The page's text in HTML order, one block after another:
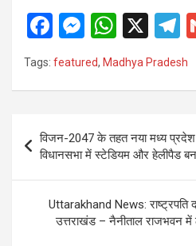
F
a
o
o
k
M
es
se
g
er
W
h
at
A
p
p
X
T
el
a
Tags: featured, Madhya Pradesh
Post
navigation
विजन-2047 के तहत नया मध्य प्रदेश
विधानसभा में स्टेडियम और हेलीपैड
Uttarakhand News: राष्ट्रपति
उत्तराखंड – नैनीताल राजभवन में